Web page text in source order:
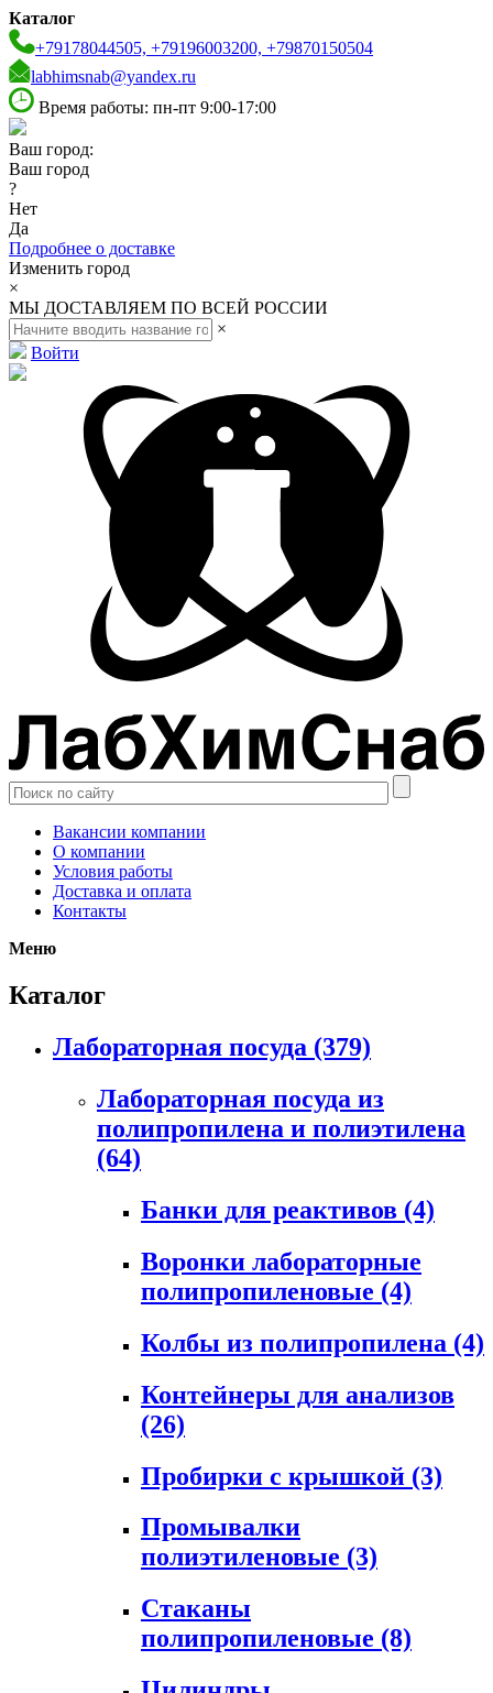
Каталог
+79178044505, +79196003200, +79870150504
labhimsnab@yandex.ru
Время работы: пн-пт 9:00-17:00
Ваш город:
Ваш город
?
Нет
Да
Подробнее о доставке
Изменить город
×
МЫ ДОСТАВЛЯЕМ ПО ВСЕЙ РОССИИ
×
Войти
Вакансии компании
О компании
Условия работы
Доставка и оплата
Контакты
Меню
Каталог
Лабораторная посуда (379)
Лабораторная посуда из
полипропилена и полиэтилена
(64)
Банки для реактивов (4)
Воронки лабораторные
полипропиленовые (4)
Колбы из полипропилена (4)
Контейнеры для анализов
(26)
Пробирки с крышкой (3)
Промывалки
полиэтиленовые (3)
Стаканы
полипропиленовые (8)